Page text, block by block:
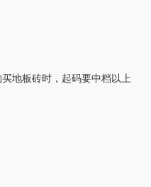
地板砖时，起码要中档以上